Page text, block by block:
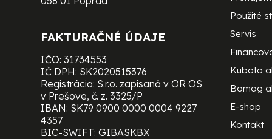
FAKTURAČNÉ ÚDAJE
IČO: 31734553
IČ DPH: SK2020515376
Registrácia: S.r.o. zapísaná v OR OS
v Prešove, č. z. 3325/P
IBAN: SK79 0900 0000 0004 9227
4357
BIC-SWIFT: GIBASKBX
Použité
Servis
Kubota
Bomag
E-shop
Kontakt